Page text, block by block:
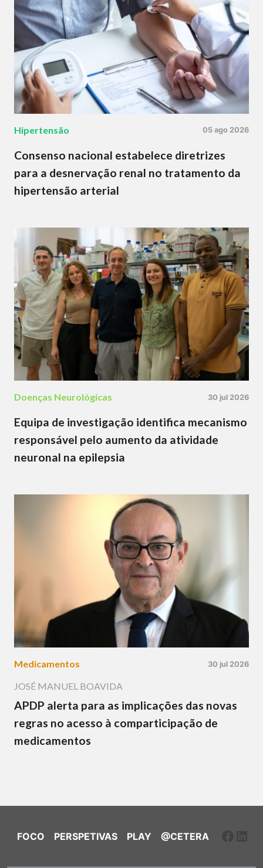
Hipertensão 05 ago 2026
Consenso nacional estabelece diretrizes
para a desnervação renal no tratamento da
hipertensão arterial
Doenças Neurológicas 30 jul 2026
Equipa de investigação identifica mecanismo
responsável pelo aumento da atividade
neuronal na epilepsia
Medicamentos 30 jul 2026
JOSÉ MANUEL BOAVIDA
APDP alerta para as implicações das novas
regras no acesso à comparticipação de
medicamentos
FOCO PERSPETIVAS PLAY @CETERA